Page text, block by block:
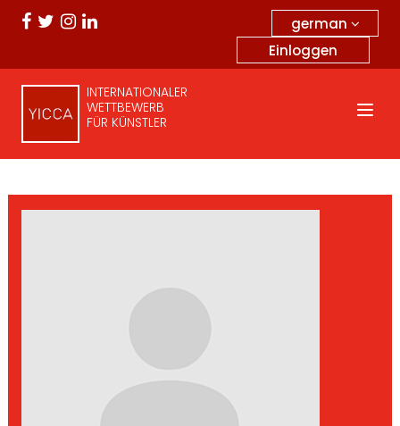
german
Einloggen
INTERNATIONALER
WETTBEWERB
FÜR KÜNSTLER